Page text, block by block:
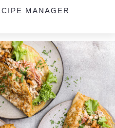
MANAGER